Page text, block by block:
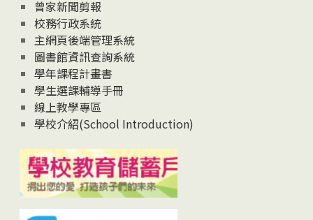
曾家新聞剪報
校務行政系統
主網頁後端管理系統
圖書館資訊查詢系統
學年課程計畫書
學生選課輔導手冊
線上教學專區
學校介紹(School Introduction)